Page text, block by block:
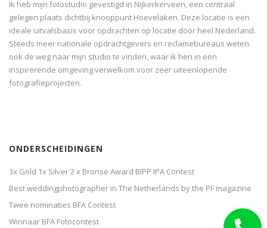
Ik heb mijn fotostudio gevestigd in Nijkerkerveen, een centraal
gelegen plaats dichtbij knooppunt Hoevelaken. Deze locatie is een
ideale uitvalsbasis voor opdrachten op locatie door heel Nederland.
Steeds meer nationale opdrachtgevers en reclamebureaus weten
ook de weg naar mijn studio te vinden, waar ik hen in een
inspirerende omgeving verwelkom voor zeer uiteenlopende
fotografieprojecten.
ONDERSCHEIDINGEN
3x Gold 1x Silver 2 x Bronse Award BIPP IPA Contest
Best weddingphotographer in The Netherlands by the PF magazine
Twee nominaties BFA Contest
Winnaar BFA Fotocontest